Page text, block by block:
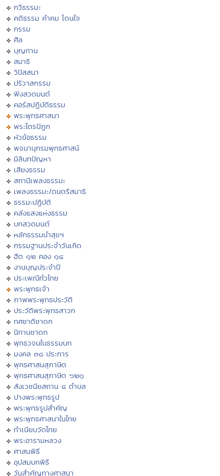
กวีธรรมะ
คติธรรม คำคม โดนใจ
กรรม
ศีล
บุญทาน
สมาธิ
วิปัสสนา
ปริวาสกรรม
ฟังสวดมนต์
คอร์สปฏิบัติธรรม
พระพุทธศาสนา
พระไตรปิฏก
หัวข้อธรรม
พจนานุกรมพุทธศาสน์
มิลินทปัญหา
เสียงธรรม
สถานีเพลงธรรมะ
เพลงธรรมะ/ดนตรีสมาธิ
ธรรมะปฏิบัติ
คลังแสงแห่งธรรม
บทสวดมนต์
หลักธรรมนำสุขฯ
กรรมฐานประจำวันเกิด
ฮีต ๑๒ คอง ๑๔
งานบุญประจำปี
ประเพณีทั่วไทย
พระพุทธเจ้า
ภาพพระพุทธประวัติ
ประวัติพระพุทธสาวก
ทศชาติชาดก
นิทานชาดก
พุทธวจนในธรรมบท
มงคล ๓๘ ประการ
พุทธศาสนสุภาษิต
พุทธศาสนสุภาษิต ๖๒๑
สังเวชนียสถาน ๔ ตำบล
ปางพระพุทธรูป
พระพุทธรูปสำคัญ
พระพุทธศาสนาในไทย
ทำเนียบวัดไทย
พระอารามหลวง
ศาสนพิธี
อุปสมบทพิธี
วันสำคัญทางศาสนา